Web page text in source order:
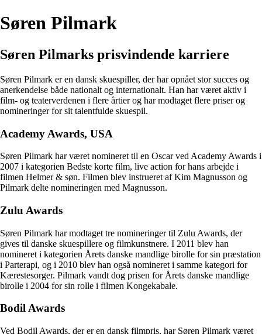
Søren Pilmark
Søren Pilmarks prisvindende karriere
Søren Pilmark er en dansk skuespiller, der har opnået stor succes og
anerkendelse både nationalt og internationalt. Han har været aktiv i
film- og teaterverdenen i flere årtier og har modtaget flere priser og
nomineringer for sit talentfulde skuespil.
Academy Awards, USA
Søren Pilmark har været nomineret til en Oscar ved Academy Awards i
2007 i kategorien Bedste korte film, live action for hans arbejde i
filmen Helmer & søn. Filmen blev instrueret af Kim Magnusson og
Pilmark delte nomineringen med Magnusson.
Zulu Awards
Søren Pilmark har modtaget tre nomineringer til Zulu Awards, der
gives til danske skuespillere og filmkunstnere. I 2011 blev han
nomineret i kategorien Årets danske mandlige birolle for sin præstation
i Parterapi, og i 2010 blev han også nomineret i samme kategori for
Kærestesorger. Pilmark vandt dog prisen for Årets danske mandlige
birolle i 2004 for sin rolle i filmen Kongekabale.
Bodil Awards
Ved Bodil Awards, der er en dansk filmpris, har Søren Pilmark været